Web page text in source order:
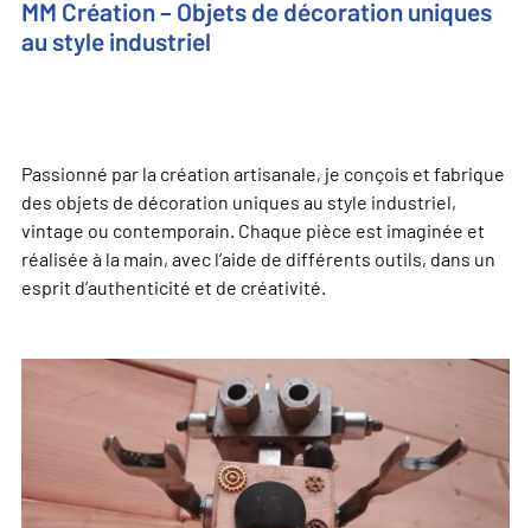
MM Création – Objets de décoration uniques
au style industriel
Passionné par la création artisanale, je conçois et fabrique
des objets de décoration uniques au style industriel,
vintage ou contemporain. Chaque pièce est imaginée et
réalisée à la main, avec l’aide de différents outils, dans un
esprit d’authenticité et de créativité.